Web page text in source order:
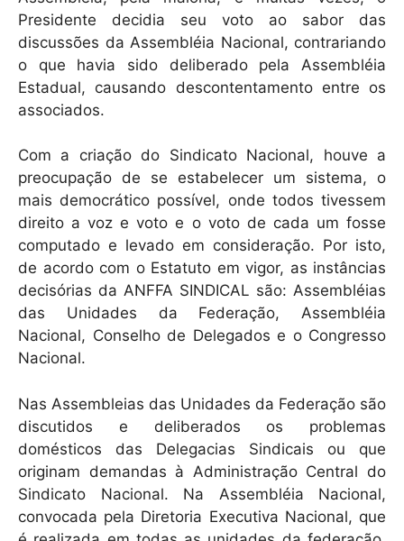
Presidente decidia seu voto ao sabor das
discussões da Assembléia Nacional, contrariando
o que havia sido deliberado pela Assembléia
Estadual, causando descontentamento entre os
associados.
Com a criação do Sindicato Nacional, houve a
preocupação de se estabelecer um sistema, o
mais democrático possível, onde todos tivessem
direito a voz e voto e o voto de cada um fosse
computado e levado em consideração. Por isto,
de acordo com o Estatuto em vigor, as instâncias
decisórias da ANFFA SINDICAL são: Assembléias
das Unidades da Federação, Assembléia
Nacional, Conselho de Delegados e o Congresso
Nacional.
Nas Assembleias das Unidades da Federação são
discutidos e deliberados os problemas
domésticos das Delegacias Sindicais ou que
originam demandas à Administração Central do
Sindicato Nacional. Na Assembléia Nacional,
convocada pela Diretoria Executiva Nacional, que